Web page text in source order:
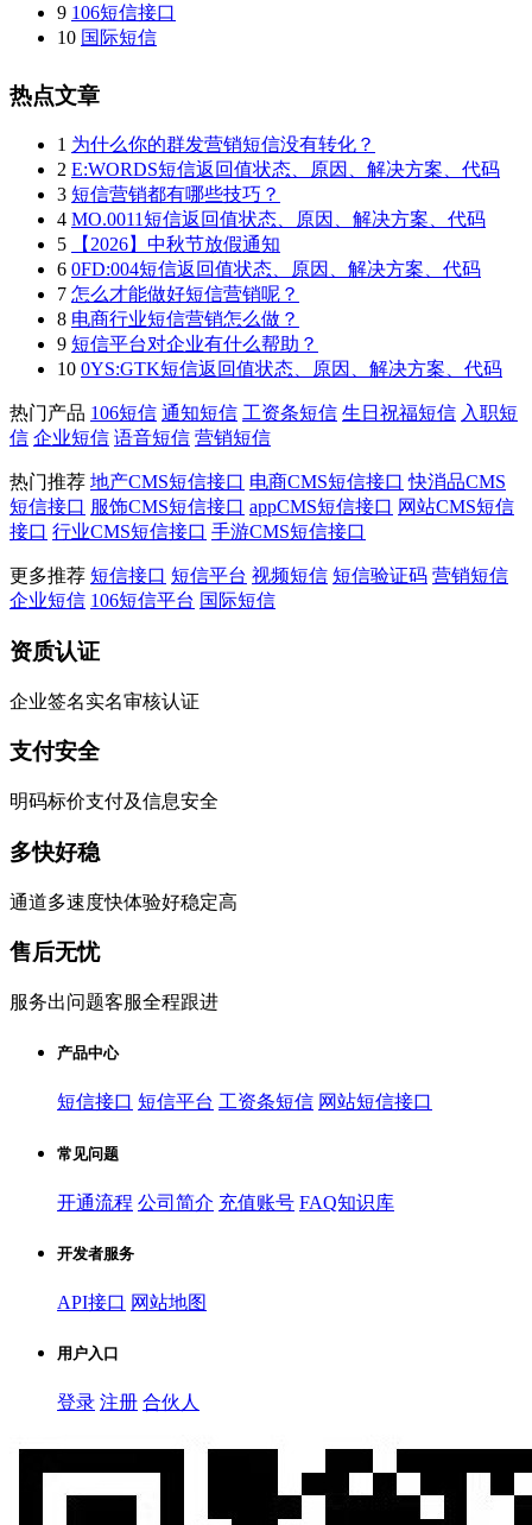
9 106短信接口
10 国际短信
热点文章
1 为什么你的群发营销短信没有转化？
2 E:WORDS短信返回值状态、原因、解决方案、代码
3 短信营销都有哪些技巧？
4 MO.0011短信返回值状态、原因、解决方案、代码
5
【2026】中秋节放假通知
6 0FD:004短信返回值状态、原因、解决方案、代码
7 怎么才能做好短信营销呢？
8 电商行业短信营销怎么做？
9 短信平台对企业有什么帮助？
10 0YS:GTK短信返回值状态、原因、解决方案、代码
热门产品 106短信 通知短信 工资条短信 生日祝福短信 入职短
信 企业短信 语音短信 营销短信
热门推荐 地产CMS短信接口 电商CMS短信接口 快消品CMS
短信接口 服饰CMS短信接口 appCMS短信接口 网站CMS短信
接口 行业CMS短信接口 手游CMS短信接口
更多推荐 短信接口 短信平台 视频短信 短信验证码 营销短信
企业短信 106短信平台 国际短信
资质认证
企业签名实名审核认证
支付安全
明码标价支付及信息安全
多快好稳
通道多速度快体验好稳定高
售后无忧
服务出问题客服全程跟进
产品中心
短信接口 短信平台 工资条短信 网站短信接口
常见问题
开通流程 公司简介 充值账号 FAQ知识库
开发者服务
API接口 网站地图
用户入口
登录 注册 合伙人